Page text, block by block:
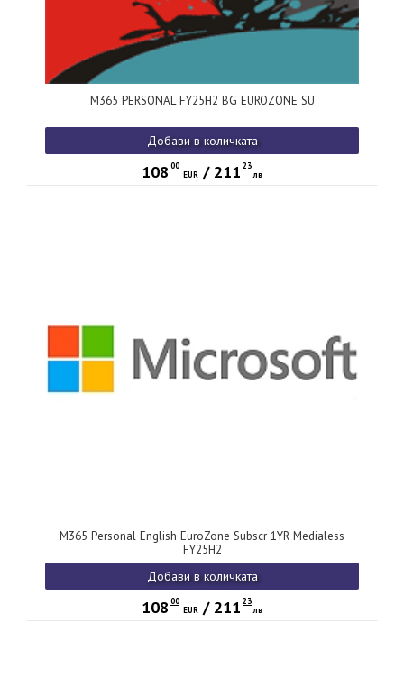
M365 PERSONAL FY25H2 BG EUROZONE SU
Добави в количката
108 00
EUR / 211 23
лв
M365 Personal English EuroZone Subscr 1YR Medialess
FY25H2
Добави в количката
108 00
EUR / 211 23
лв